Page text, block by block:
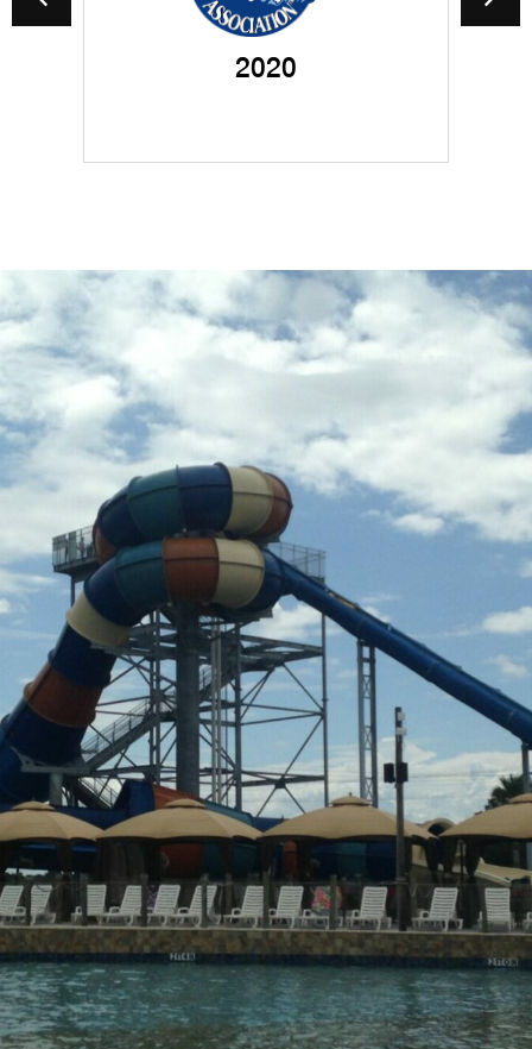
2020
全套乐园滑道组合
润山水上乐园